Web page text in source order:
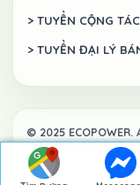
> TUYỂN CỘNG
> TUYỂN ĐẠI LÝ